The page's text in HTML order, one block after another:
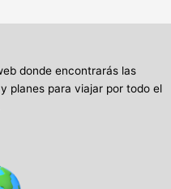
donde encontrarás las
planes para viajar por todo el